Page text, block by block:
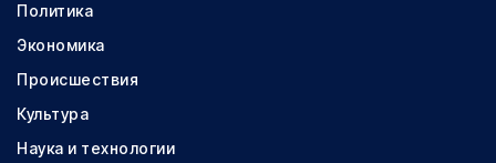
Политика
Экономика
Происшествия
Культура
Наука и технологии